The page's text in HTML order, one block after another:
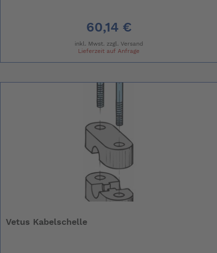
60,14 €
inkl. Mwst. zzgl. Versand
Lieferzeit auf Anfrage
Vetus Kabelschelle